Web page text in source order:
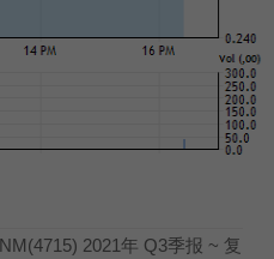
2021年 Q3季报 ~ 复